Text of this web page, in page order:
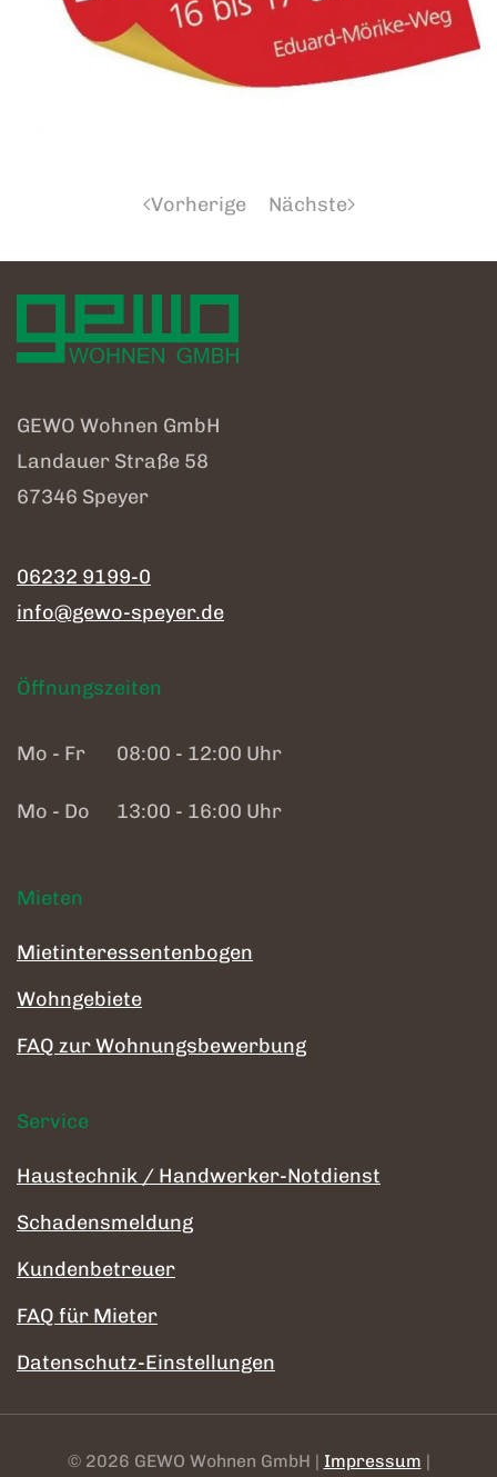
Vorherige Nächste
GEWO Wohnen GmbH
Landauer Straße 58
67346 Speyer
06232 9199-0
info@gewo-speyer.de
Öffnungszeiten
Mo - Fr 08:00 - 12:00 Uhr
Mo - Do 13:00 - 16:00 Uhr
Mieten
Mietinteressentenbogen
Wohngebiete
FAQ zur Wohnungsbewerbung
Service
Haustechnik / Handwerker-Notdienst
Schadensmeldung
Kundenbetreuer
FAQ für Mieter
Datenschutz-Einstellungen
© 2026 GEWO Wohnen GmbH | Impressum |